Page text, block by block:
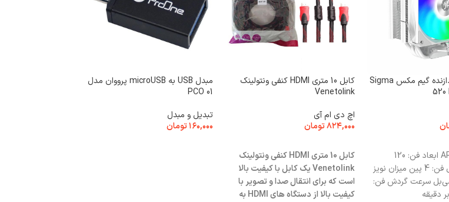
خنک کننده پردازنده گیم مکس Sigma
520
نورپردازی: ARGB ابعاد فن: 120
میلی‌متر اتصال فن: 4 پین میزان نویز
دسی‌بل سرعت گردش فن:
کابل 10 متری HDMI کنفی ونتولینک
Venetolink
اچ دی ام آی
۸۲۴,۰۰۰تومان
کابل 10 متری HDMI کنفی ونتولینک
Venetolink یک کابل با کیفیت بالا
است که برای انتقال صدا و تصویر با
کیفیت بالا از دستگاه های HDMI به
مبدل USB به microUSB پرووان مدل
PCO 01
تبدیل و مبدل
۱۶۰,۰۰۰تومان